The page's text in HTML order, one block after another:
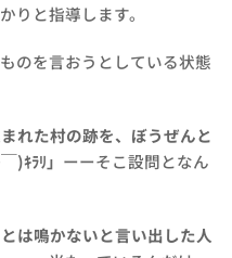
りと指導します。
のを言おうとしている状態
れた村の跡を、ぼうぜんと
)ｷﾗﾘ」 ーーそこ設問となん
は鳴かないと言い出した人